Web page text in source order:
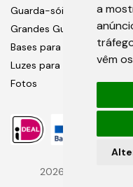
a
vêm
Guarda-sóis cantilever
Grandes Guarda-Sóis
Bases para guarda-sóis
Luzes para guarda-sóis
Fotos
2026 Bambrella ®